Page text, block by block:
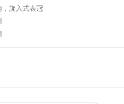
，旋入式表冠